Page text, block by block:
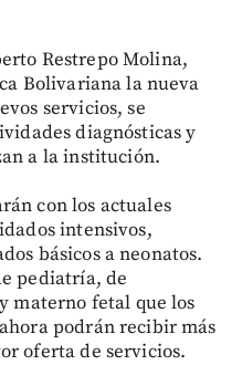
Restrepo Molina,
Bolivariana la nueva
servicios, se
diagnósticas y
a la institución.
con los actuales
intensivos,
básicos a neonatos.
pediatría, de
materno fetal que los
podrán recibir más
oferta de servicios.